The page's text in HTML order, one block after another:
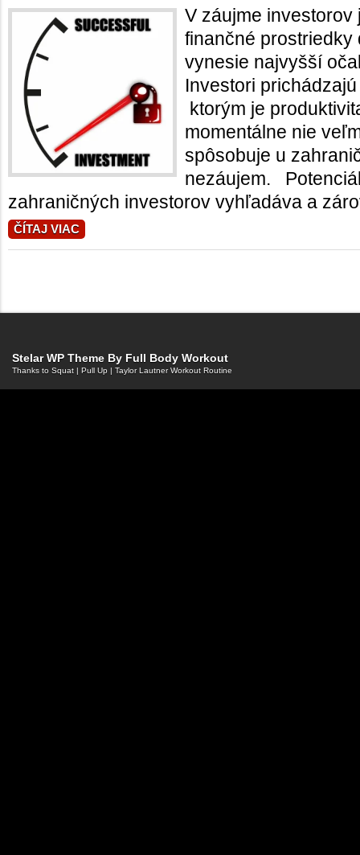
V záujme investorov
finančné prostriedky
vynesie najvyšší
Investori
ktorým je
momentálne nie
spôsobuje u
nezáujem.
zahraničných investorov vyhľadáva a
ČÍTAJ VIAC
Stelar WP Theme By Full Body Workout
Thanks to Squat | Pull Up | Taylor Lautner Workout Routine